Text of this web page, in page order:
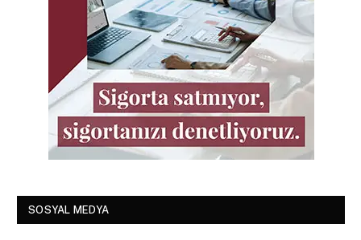
SOSYAL MEDYA